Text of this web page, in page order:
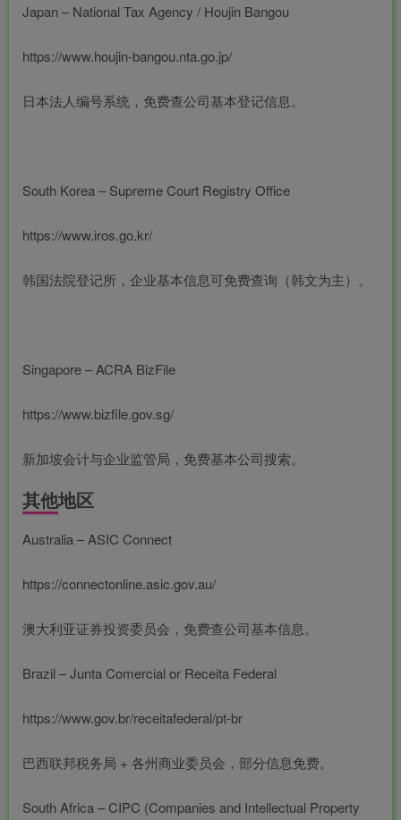
Japan – National Tax Agency / Houjin Bangou
https://www.houjin-bangou.nta.go.jp/
日本法人编号系统，免费查公司基本登记信息。
South Korea – Supreme Court Registry Office
https://www.iros.go.kr/
韩国法院登记所，企业基本信息可免费查询（韩文为主）。
Singapore – ACRA BizFile
https://www.bizfile.gov.sg/
新加坡会计与企业监管局，免费基本公司搜索。
其他地区
Australia – ASIC Connect
https://connectonline.asic.gov.au/
澳大利亚证券投资委员会，免费查公司基本信息。
Brazil – Junta Comercial or Receita Federal
https://www.gov.br/receitafederal/pt-br
巴西联邦税务局 + 各州商业委员会，部分信息免费。
South Africa – CIPC (Companies and Intellectual Property